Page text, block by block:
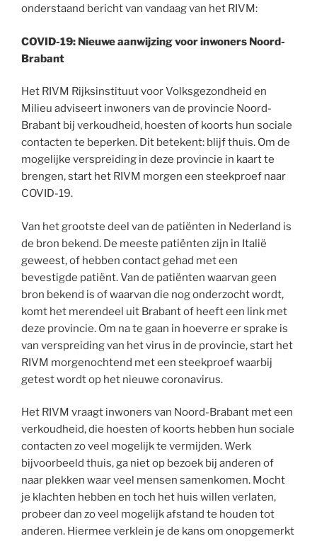
onderstaand bericht van vandaag van het RIVM:
COVID-19: Nieuwe aanwijzing voor inwoners Noord-
Brabant
Het RIVM Rijksinstituut voor Volksgezondheid en
Milieu adviseert inwoners van de provincie Noord-
Brabant bij verkoudheid, hoesten of koorts hun sociale
contacten te beperken. Dit betekent: blijf thuis. Om de
mogelijke verspreiding in deze provincie in kaart te
brengen, start het RIVM morgen een steekproef naar
COVID-19.
Van het grootste deel van de patiënten in Nederland is
de bron bekend. De meeste patiënten zijn in Italië
geweest, of hebben contact gehad met een
bevestigde patiënt. Van de patiënten waarvan geen
bron bekend is of waarvan die nog onderzocht wordt,
komt het merendeel uit Brabant of heeft een link met
deze provincie. Om na te gaan in hoeverre er sprake is
van verspreiding van het virus in de provincie, start het
RIVM morgenochtend met een steekproef waarbij
getest wordt op het nieuwe coronavirus.
Het RIVM vraagt inwoners van Noord-Brabant met een
verkoudheid, die hoesten of koorts hebben hun sociale
contacten zo veel mogelijk te vermijden. Werk
bijvoorbeeld thuis, ga niet op bezoek bij anderen of
naar plekken waar veel mensen samenkomen. Mocht
je klachten hebben en toch het huis willen verlaten,
probeer dan zo veel mogelijk afstand te houden tot
anderen. Hiermee verklein je de kans om onopgemerkt